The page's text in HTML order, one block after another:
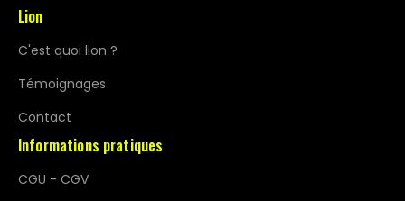
Lion
C'est quoi lion ?
Témoignages
Contact
Informations pratiques
CGU - CGV